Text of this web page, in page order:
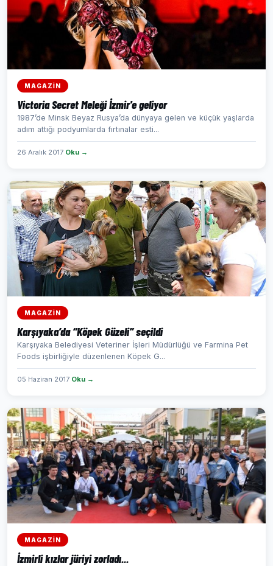
MAGAZİN
Victoria Secret Meleği İzmir'e geliyor
1987’de Minsk Beyaz Rusya’da dünyaya gelen ve küçük yaşlarda
adım attığı podyumlarda fırtınalar esti...
26 Aralık 2017 Oku →
MAGAZİN
Karşıyaka’da “Köpek Güzeli” seçildi
Karşıyaka Belediyesi Veteriner İşleri Müdürlüğü ve Farmina Pet
Foods işbirliğiyle düzenlenen Köpek G...
05 Haziran 2017 Oku →
MAGAZİN
İzmirli kızlar jüriyi zorladı...